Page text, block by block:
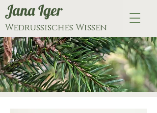
Jana Iger
Wedrussisches Wissen
Bücher